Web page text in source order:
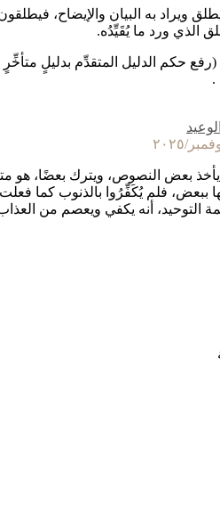
به البيان والإيضاح،
الذي ورد ما يُقَيِّدُه.
حكم الدليل المتقدِّم بدليلٍ
.
بعض النصوص، ويترك بعضًا، هو
فلم يُكَفِّرُوا بالذنوب كما
التوحيد، أنه يكفي ويعصم من